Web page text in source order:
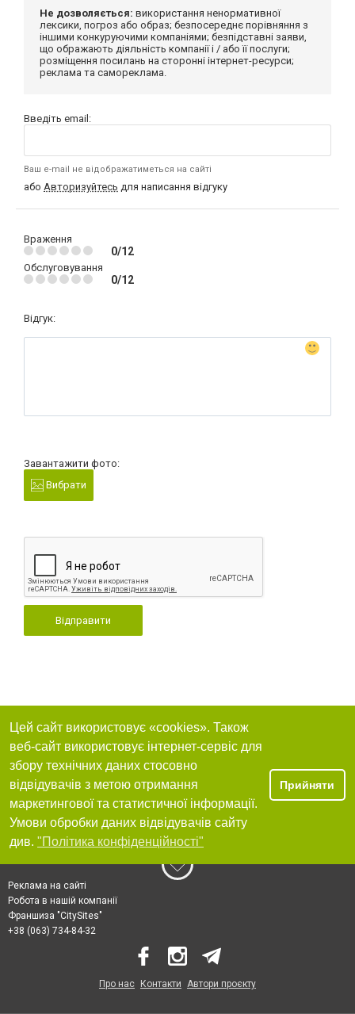
Не дозволяється: використання ненормативної
лексики, погроз або образ; безпосереднє порівняння з
іншими конкуруючими компаніями; безпідставні заяви,
що ображають діяльність компанії і / або її послуги;
розміщення посилань на сторонні інтернет-ресурси;
реклама та самореклама.
Введіть email:
Ваш e-mail не відображатиметься на сайті
або Авторизуйтесь для написання відгуку
Враження
0/12
Обслуговування
0/12
Відгук:
Завантажити фото:
Вибрати
Відправити
Цей сайт використовує «cookies». Також
веб-сайт використовує інтернет-сервіс для
збору технічних даних стосовно
відвідувачів з метою отримання
маркетингової та статистичної інформації.
Умови обробки даних відвідувачів сайту
див. "Політика конфіденційності"
Прийняти
Реклама на сайті
Робота в нашій компанії
Франшиза "CitySites"
+38 (063) 734-84-32
Про нас Контакти Автори проєкту